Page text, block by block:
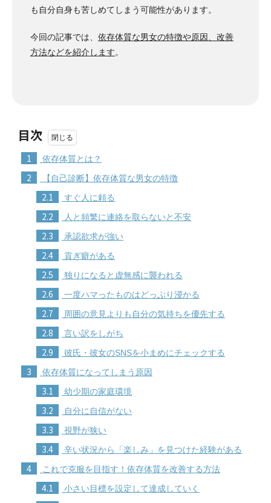
も自分自身も苦しめてしまう可能性があります。
今回の記事では、 依存体質な男女の特徴や原因、改善
方法などを紹介します。
目次
1 依存体質とは？
2 【自己診断】依存体質な男女の特徴
2.1 すぐ人に頼る
2.2 人と頻繁に連絡を取らないと不安
2.3 承認欲求が強い
2.4 貢ぎ癖がある
2.5 独りになると虚無感に襲われる
2.6 一度ハマったものはどっぷり浸かる
2.7 周囲の意見よりも自分の気持ちを優先する
2.8 言い訳をしがち
2.9 彼氏・彼女のSNSを小まめにチェックする
3 依存体質になってしまう原因
3.1 幼少期の家庭環境
3.2 自分に自信がない
3.3 視野が狭い
3.4 辛い状況から「楽しみ」を見つけた経験がある
4 これで克服を目指す！依存体質を改善する方法
4.1 小さい目標を設定して達成していく